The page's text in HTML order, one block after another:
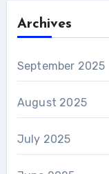
Archives
September 2025
August 2025
July 2025